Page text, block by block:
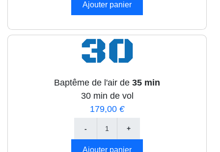
Baptême de l'air de 35 min
30 min de vol
179,00 €